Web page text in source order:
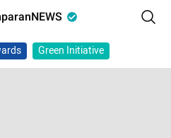
Green Initiative